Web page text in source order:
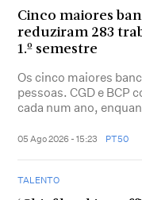
Cinco maiores
reduziram 283
1.º semestre
Os cinco maiores
pessoas. CGD e BCP
cada num ano,
05 Ago 2026 - 15:23 PT50
TALENTO